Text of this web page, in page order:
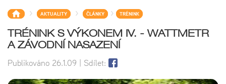
> AKTUALITY > ČLÁNKY > TRÉNINK
TRÉNINK S VÝKONEM IV. - WATTMETR
A ZÁVODNÍ NASAZENÍ
Publikováno 26.1.09 | Sdílet: